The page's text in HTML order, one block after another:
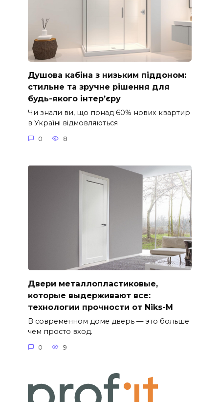
Душова кабіна з низьким піддоном:
стильне та зручне рішення для
будь-якого інтер’єру
Чи знали ви, що понад 60% нових квартир
в Україні відмовляються
0 8
Двери металлопластиковые,
которые выдерживают все:
технологии прочности от Niks-M
В современном доме дверь — это больше
чем просто вход.
0 9